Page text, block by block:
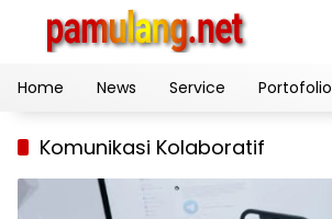
Home News Service Portofolio
Komunikasi Kolaboratif